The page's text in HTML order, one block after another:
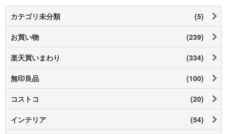
カテゴリ未分類 (5)
お買い物 (239)
楽天買いまわり (334)
無印良品 (100)
コストコ (20)
インテリア (54)